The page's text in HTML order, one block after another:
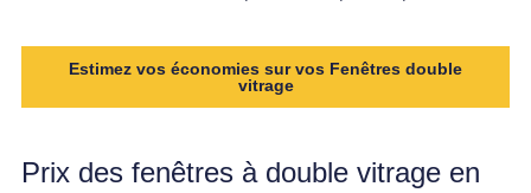
Estimez vos économies sur vos Fenêtres double
vitrage
Prix des fenêtres à double vitrage en